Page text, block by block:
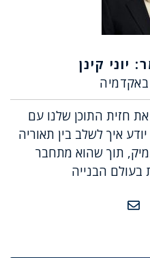
יוני קינן
באקדמיה
את חזית התוכן שלנו עם
יודע איך לשלב בין תאוריה
תוך שהוא מתחבר
בעולם הבנייה